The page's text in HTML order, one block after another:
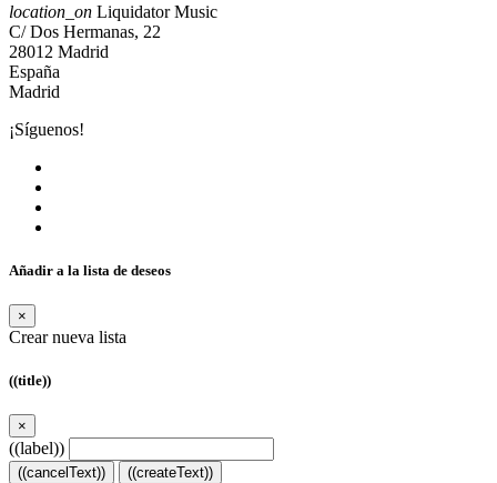
location_on Liquidator Music
C/ Dos Hermanas, 22
28012 Madrid
España
Madrid
¡Síguenos!
Añadir a la lista de deseos
×
Crear nueva lista
((title))
×
((label))
((cancelText)) ((createText))